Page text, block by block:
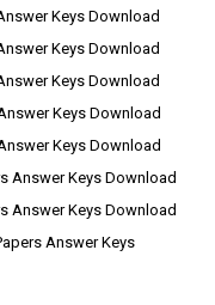
Keys Download
Keys Download
Keys Download
Keys Download
Keys Download
Answer Keys Download
Answer Keys Download
Answer Keys